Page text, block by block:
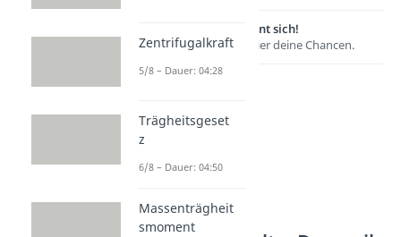
Lernen lohnt sich!
Entdecke hier deine Chancen.
Zentrifugalkraft
5/8 – Dauer: 04:28
Trägheitsgeset
z
6/8 – Dauer: 04:50
Massenträgheit
smoment